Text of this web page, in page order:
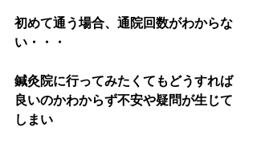
初めて通う場合、通院回数がわからな
い・・・
鍼灸院に行ってみたくてもどうすれば
良いのかわからず不安や疑問が生じて
しまい